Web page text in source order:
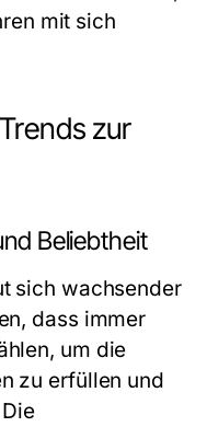
mit sich
zur
Beliebtheit
sich wachsender
dass immer
um die
zu erfüllen und